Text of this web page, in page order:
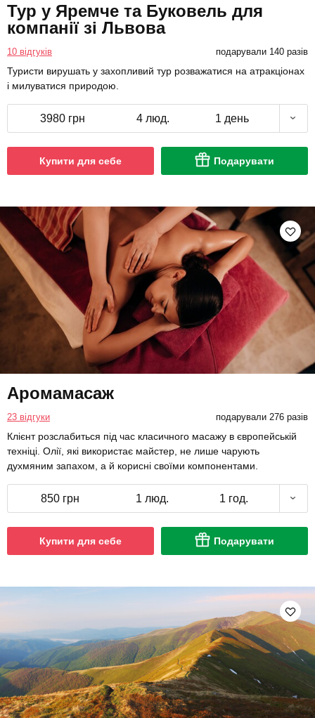
Тур у Яремче та Буковель для
компанії зі Львова
10 відгуків подарували 140 разів
Туристи вирушать у захопливий тур розважатися на атракціонах
і милуватися природою.
3980 грн 4 люд. 1 день
Купити для себе Подарувати
Аромамасаж
23 відгуки подарували 276 разів
Клієнт розслабиться під час класичного масажу в європейській
техніці. Олії, які використає майстер, не лише чарують
духмяним запахом, а й корисні своїми компонентами.
850 грн 1 люд. 1 год.
Купити для себе Подарувати